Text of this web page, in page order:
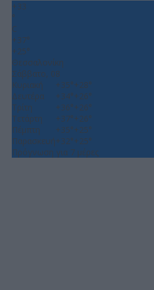
+33
°
C
+37°
+25°
Θεσσαλονίκη
Σάββατο, 08
Κυριακή
+35°+28°
Δευτέρα
+34°+26°
Τρίτη
+36°+26°
Τετάρτη
+37°+26°
Πέμπτη
+35°+25°
Παρασκευή+32°+25°
Πρόγνωση για 7 μέρες